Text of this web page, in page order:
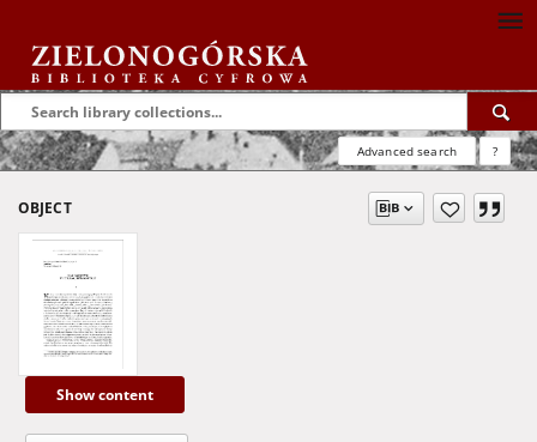
Advanced search ?
OBJECT
Show content